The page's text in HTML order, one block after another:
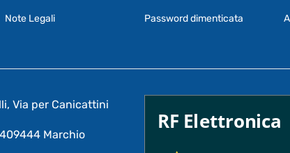
Note Legali Password dimenticata
Via per Canicattini
Marchio
RF Elettronica